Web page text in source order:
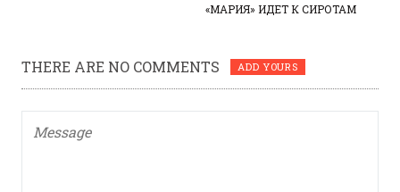
«МАРИЯ» ИДЕТ К СИРОТАМ
THERE ARE NO COMMENTS ADD YOURS